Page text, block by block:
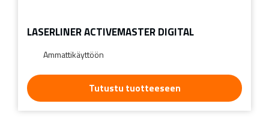
LASERLINER ACTIVEMASTER DIGITAL
Ammattikäyttöön
Tutustu tuotteeseen